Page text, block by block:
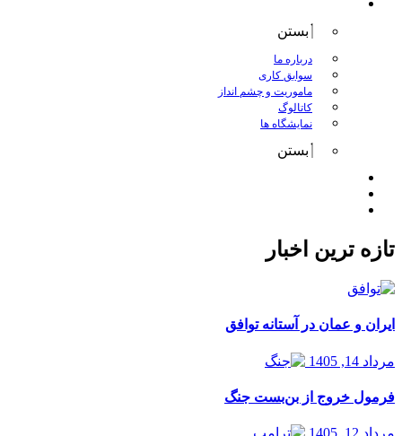
بستن
درباره ما
سوابق کاری
ماموریت و چشم انداز
کاتالوگ
نمایشگاه ها
بستن
تازه ترین اخبار
ایران و عمان در آستانه توافق
مرداد 14, 1405
فرمول خروج از بن‌بست جنگ